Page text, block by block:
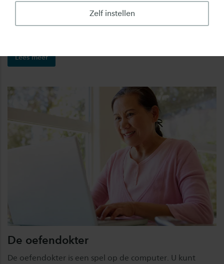
Zelf instellen
Lees meer
De oefendokter
De oefendokter is een spel op de computer. U kunt